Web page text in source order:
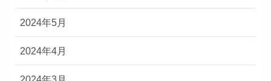
2024年5月
2024年4月